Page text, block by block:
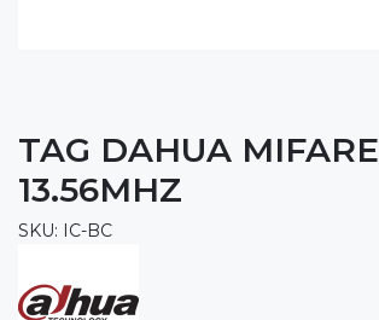
TAG DAHUA MIFARE
13.56MHZ
SKU: IC-BC